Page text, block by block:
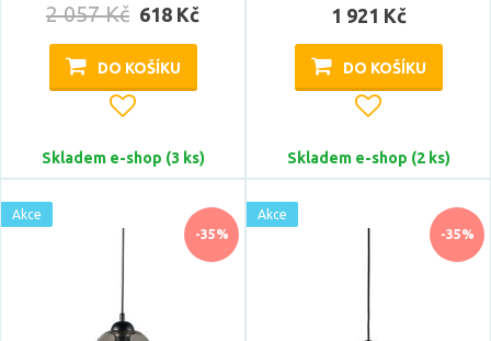
2 057 Kč 618 Kč
DO KOŠÍKU
Skladem e-shop (3 ks)
1 921 Kč
DO KOŠÍKU
Skladem e-shop (2 ks)
-35%
Akce
-35%
Akce